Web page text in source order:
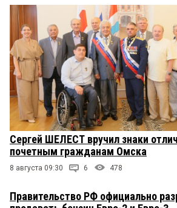
Сергей ШЕЛЕСТ вручил знаки
почетным гражданам Омска
8 августа 09:30 6 478
Правительство РФ официально